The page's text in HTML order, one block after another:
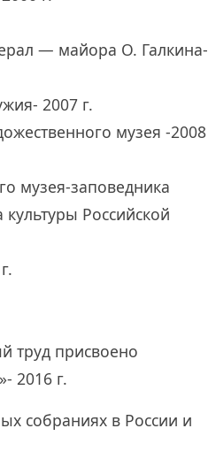
— майора О. Галкина-
2007 г.
музея -2008
музея-заповедника
Российской
труд присвоено
2016 г.
собраниях в России и